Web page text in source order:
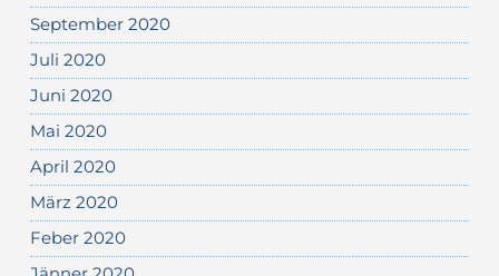
September 2020
Juli 2020
Juni 2020
Mai 2020
April 2020
März 2020
Feber 2020